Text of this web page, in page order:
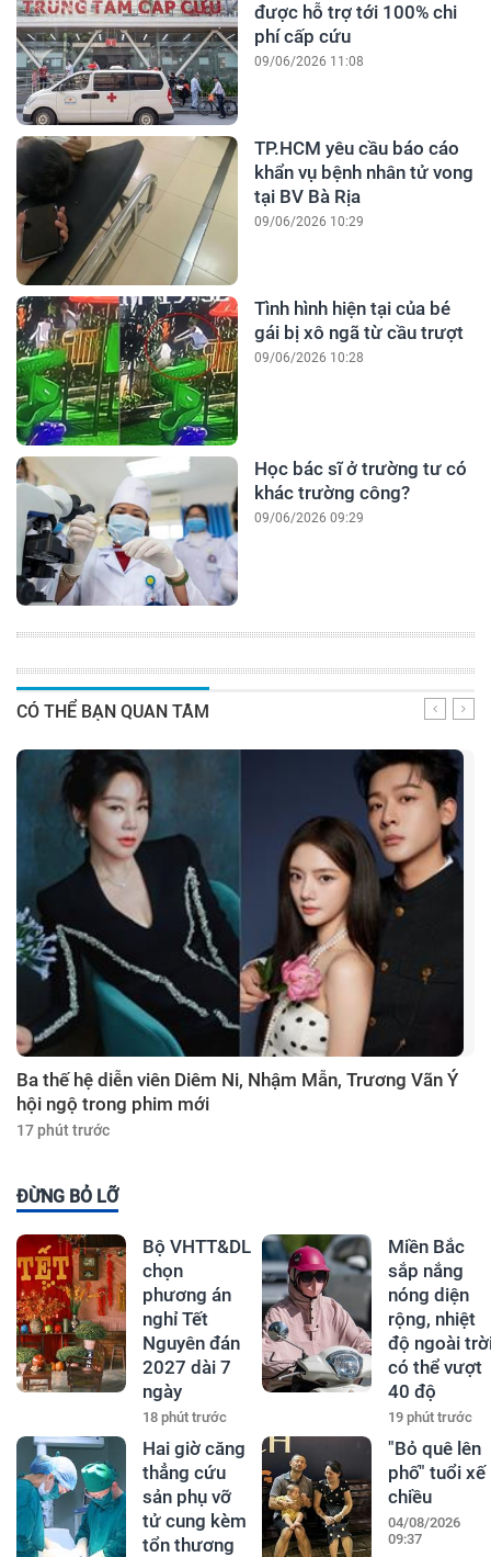
được hỗ trợ tới 100% chi
phí cấp cứu
09/06/2026 11:08
TP.HCM yêu cầu báo cáo
khẩn vụ bệnh nhân tử vong
tại BV Bà Rịa
09/06/2026 10:29
Tình hình hiện tại của bé
gái bị xô ngã từ cầu trượt
09/06/2026 10:28
Học bác sĩ ở trường tư có
khác trường công?
09/06/2026 09:29
CÓ THỂ BẠN QUAN TÂM
Ba thế hệ diễn viên Diêm Ni, Nhậm Mẫn, Trương Vãn Ý
hội ngộ trong phim mới
17 phút trước
ĐỪNG BỎ LỠ
Bộ VHTT&DL
chọn
phương án
nghỉ Tết
Nguyên đán
2027 dài 7
ngày
18 phút trước
Miền Bắc
sắp nắng
nóng diện
rộng, nhiệt
độ ngoài
có thể vượt
40 độ
19 phút trước
Hai giờ căng
thẳng cứu
sản phụ vỡ
tử cung kèm
tổn thương
"Bỏ quê lên
phố" tuổi xế
chiều
04/08/2026
09:37